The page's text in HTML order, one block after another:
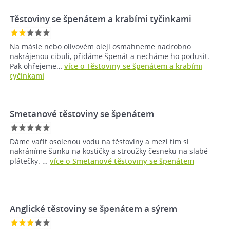
Těstoviny se špenátem a krabími tyčinkami
Na másle nebo olivovém oleji osmahneme nadrobno
nakrájenou cibuli, přidáme špenát a necháme ho podusit.
Pak ohřejeme… více o Těstoviny se špenátem a krabími
tyčinkami
Smetanové těstoviny se špenátem
Dáme vařit osolenou vodu na těstoviny a mezi tím si
nakráníme šunku na kostičky a stroužky česneku na slabé
plátečky. … více o Smetanové těstoviny se špenátem
Anglické těstoviny se špenátem a sýrem